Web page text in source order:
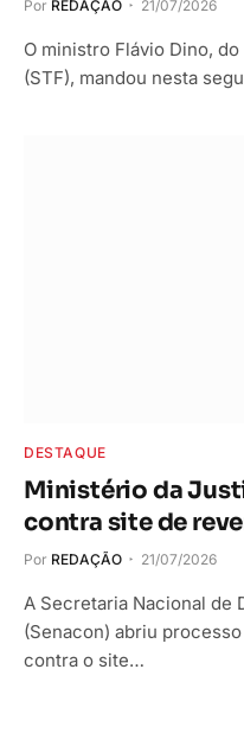
Por REDAÇÃO 21/07/2026
O ministro Flávio Dino,
(STF), mandou nesta
DESTAQUE
Ministério da
contra site de
Por REDAÇÃO 21/07/2026
A Secretaria Nacional de
(Senacon) abriu
contra o site…